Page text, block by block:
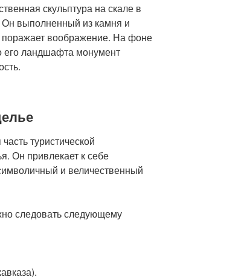
скульптура на скале в
Он выполненный из камня и
воображение. На фоне
его ландшафта монумент
туристической
Он привлекает к себе
и величественный
следовать следующему